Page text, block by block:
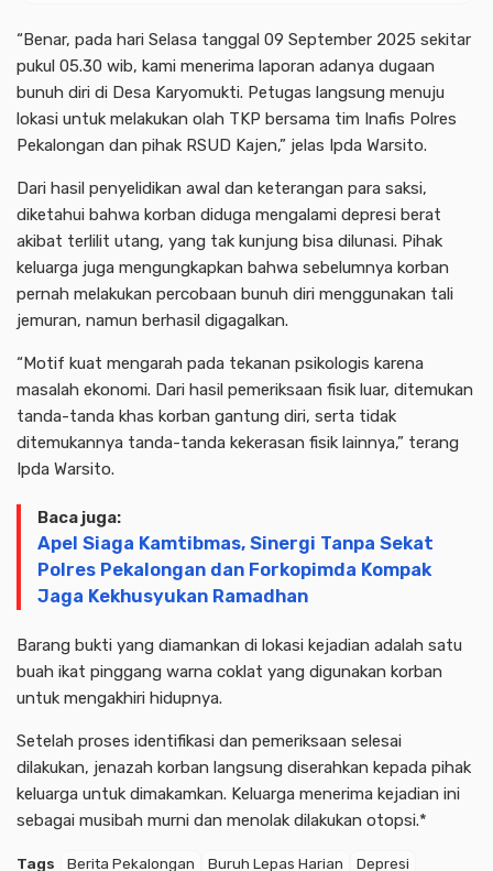
“Benar, pada hari Selasa tanggal 09 September 2025 sekitar
pukul 05.30 wib, kami menerima laporan adanya dugaan
bunuh diri di Desa Karyomukti. Petugas langsung menuju
lokasi untuk melakukan olah TKP bersama tim Inafis Polres
Pekalongan dan pihak RSUD Kajen,” jelas Ipda Warsito.
Dari hasil penyelidikan awal dan keterangan para saksi,
diketahui bahwa korban diduga mengalami depresi berat
akibat terlilit utang, yang tak kunjung bisa dilunasi. Pihak
keluarga juga mengungkapkan bahwa sebelumnya korban
pernah melakukan percobaan bunuh diri menggunakan tali
jemuran, namun berhasil digagalkan.
“Motif kuat mengarah pada tekanan psikologis karena
masalah ekonomi. Dari hasil pemeriksaan fisik luar, ditemukan
tanda-tanda khas korban gantung diri, serta tidak
ditemukannya tanda-tanda kekerasan fisik lainnya,” terang
Ipda Warsito.
Baca juga:
Apel Siaga Kamtibmas, Sinergi Tanpa Sekat
Polres Pekalongan dan Forkopimda Kompak
Jaga Kekhusyukan Ramadhan
Barang bukti yang diamankan di lokasi kejadian adalah satu
buah ikat pinggang warna coklat yang digunakan korban
untuk mengakhiri hidupnya.
Setelah proses identifikasi dan pemeriksaan selesai
dilakukan, jenazah korban langsung diserahkan kepada pihak
keluarga untuk dimakamkan. Keluarga menerima kejadian ini
sebagai musibah murni dan menolak dilakukan otopsi.*
Tags Berita Pekalongan Buruh Lepas Harian Depresi